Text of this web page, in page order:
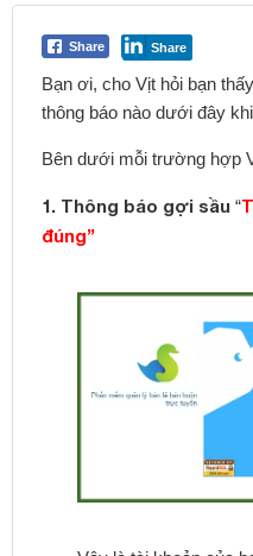
Share Share
Bạn ơi, cho Vịt hỏi bạn
thông báo nào dưới đây
Bên dưới mỗi trường hợp
1. Thông báo gợi sầu “
đúng”